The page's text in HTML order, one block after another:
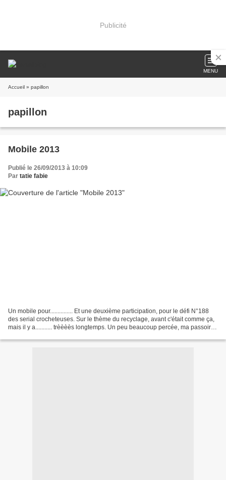
Publicité
MENU
Accueil » papillon
papillon
Mobile 2013
Publié le 26/09/2013 à 10:09
Par tatie fabie
Un mobile pour............... Et une deuxième participation, pour le défi N°188
des serial crocheteuses. Sur le thème du recyclage, avant c'était comme ça,
mais il y a........... trèèèès longtemps. Un peu beaucoup percée, ma passoire,